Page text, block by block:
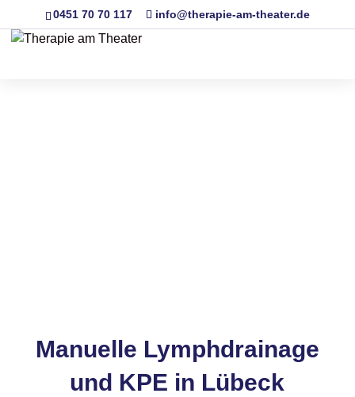
0451 70 70 117 info@therapie-am-theater.de
Manuelle Lymphdrainage
und KPE in Lübeck